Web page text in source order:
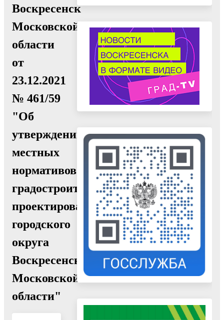
Воскресенск
Московской
области
от
23.12.2021
№ 461/59
"Об
утверждении
местных
нормативов
градостроительного
проектирования
городского
округа
Воскресенск
Московской
области"